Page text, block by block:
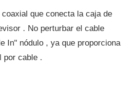
que conecta la caja de
. No perturbar el cable
In" nódulo , ya que proporciona
por cable .